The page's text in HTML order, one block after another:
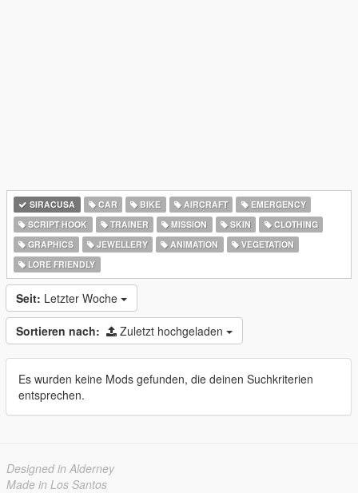
SIRACUSA CAR BIKE AIRCRAFT
EMERGENCY
SCRIPT HOOK
TRAINER MISSION SKIN
CLOTHING
GRAPHICS
JEWELLERY ANIMATION
VEGETATION
LORE FRIENDLY
Seit: Letzter Woche
Sortieren nach: Zuletzt hochgeladen
Es wurden keine Mods gefunden, die deinen Suchkriterien
entsprechen.
Designed in Alderney
Made in Los Santos